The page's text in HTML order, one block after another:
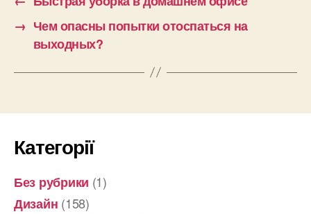
→ Чем опасны попытки отоспаться на
выходных?
Категорії
Без рубрики (1)
Дизайн (158)